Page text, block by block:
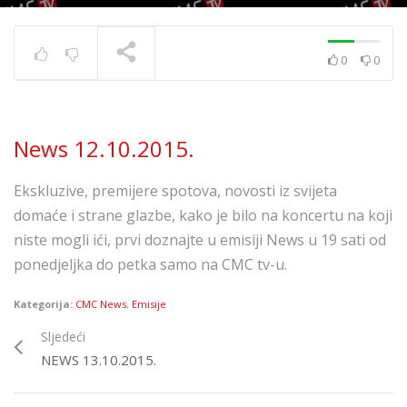
0 0
News 12.10.2015.
Ekskluzive, premijere spotova, novosti iz svijeta
domaće i strane glazbe, kako je bilo na koncertu na koji
niste mogli ići, prvi doznajte u emisiji News u 19 sati od
ponedjeljka do petka samo na CMC tv-u.
Kategorija: CMC News, Emisije
Sljedeći
NEWS 13.10.2015.